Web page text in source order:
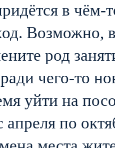
в чём-
Возможно,
род
чего-то
уйти на
апреля по